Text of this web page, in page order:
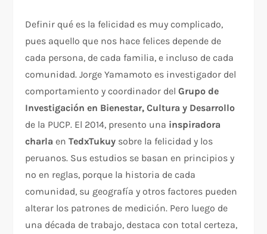
Definir qué es la felicidad es muy complicado,
pues aquello que nos hace felices depende de
cada persona, de cada familia, e incluso de cada
comunidad. Jorge Yamamoto es investigador del
comportamiento y coordinador delGrupo de
Investigación en Bienestar,Cultura y Desarrollo
de la PUCP. El 2014, presento una inspiradora
charla enTedxTukuy sobre la felicidad y los
peruanos. Sus estudios se basan en principios y
no en reglas, porque la historia de cada
comunidad, su geografía y otros factores pueden
alterar los patrones de medición. Pero luego de
una década de trabajo, destaca con total certeza,